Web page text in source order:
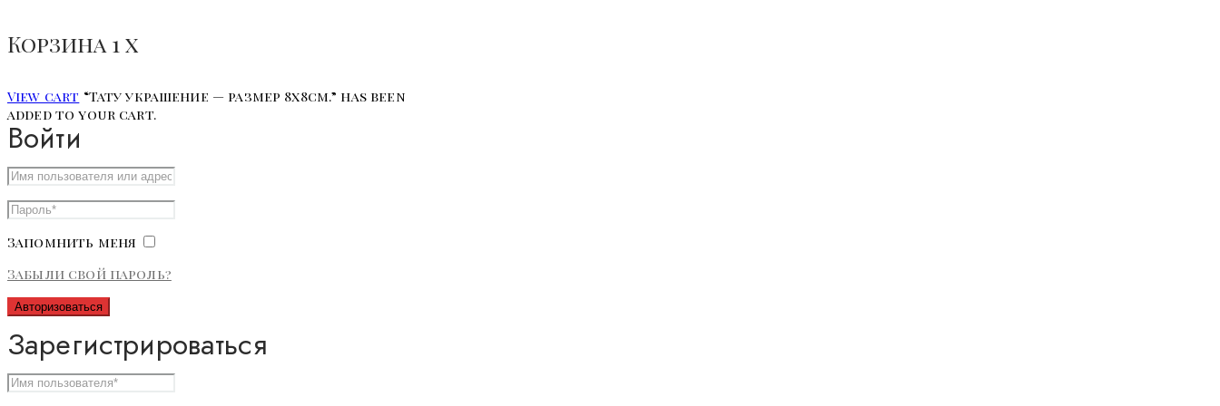
Корзина 1 x
View cart “Тату украшение — размер 8х8см.” has been
added to your cart.
Войти
Запомнить меня
Забыли свой пароль?
Авторизоваться
Зарегистрироваться